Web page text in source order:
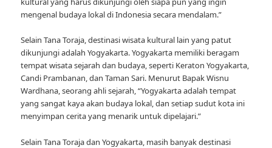
mengenal budaya lokal di Indonesia secara mendalam.”
Selain Tana Toraja, destinasi wisata kultural lain yang patut
dikunjungi adalah Yogyakarta. Yogyakarta memiliki beragam
tempat wisata sejarah dan budaya, seperti Keraton Yogyakarta,
Candi Prambanan, dan Taman Sari. Menurut Bapak Wisnu
Wardhana, seorang ahli sejarah, “Yogyakarta adalah tempat
yang sangat kaya akan budaya lokal, dan setiap sudut kota ini
menyimpan cerita yang menarik untuk dipelajari.”
Selain Tana Toraja dan Yogyakarta, masih banyak destinasi